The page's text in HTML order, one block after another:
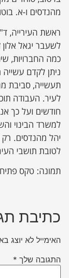
מהנדסים ו-א.
ראשת העירייה,
לשעבר יגאל
כמה החברויות,
ניתן לקדם
תעשייה, סביבת
חודשים ועל כך
למשרד הבינוי
יהל מהנדסים. רק
לטובת תושבי
תמונה: טקס
כתיבת
האימייל לא יוצג
התגובה שלך *